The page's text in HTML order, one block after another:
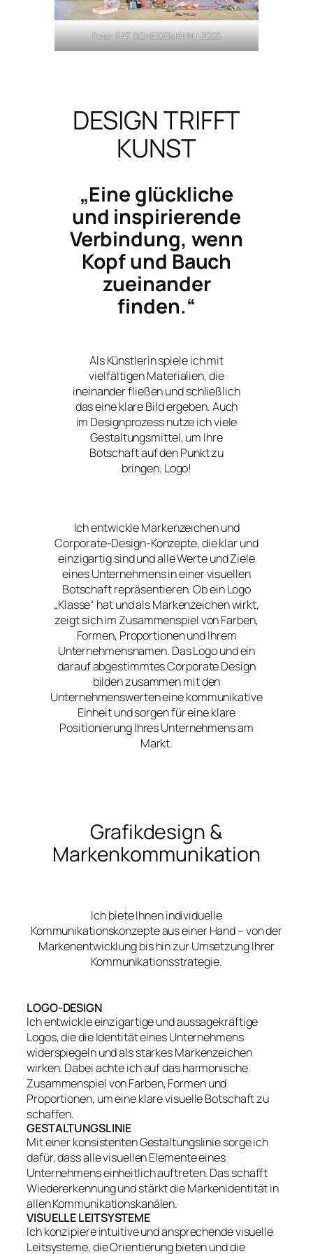
Foto: PAT SCHEIDEMANN | 2025
DESIGN TRIFFT
KUNST
„Eine glückliche
und inspirierende
Verbindung, wenn
Kopf und Bauch
zueinander
finden.“
Als Künstlerin spiele ich mit
vielfältigen Materialien, die
ineinander fließen und schließlich
das eine klare Bild ergeben. Auch
im Designprozess nutze ich viele
Gestaltungsmittel, um Ihre
Botschaft auf den Punkt zu
bringen. Logo!
Ich entwickle Markenzeichen und
Corporate-Design-Konzepte, die klar und
einzigartig sind und alle Werte und Ziele
eines Unternehmens in einer visuellen
Botschaft repräsentieren. Ob ein Logo
„Klasse“ hat und als Markenzeichen wirkt,
zeigt sich im Zusammenspiel von Farben,
Formen, Proportionen und Ihrem
Unternehmensnamen. Das Logo und ein
darauf abgestimmtes Corporate Design
bilden zusammen mit den
Unternehmenswerten eine kommunikative
Einheit und sorgen für eine klare
Positionierung Ihres Unternehmens am
Markt.
Grafikdesign &
Markenkommunikation
Ich biete Ihnen individuelle
Kommunikationskonzepte aus einer Hand – von der
Markenentwicklung bis hin zur Umsetzung Ihrer
Kommunikationsstrategie.
LOGO-DESIGN
Ich entwickle einzigartige und aussagekräftige
Logos, die die Identität eines Unternehmens
widerspiegeln und als starkes Markenzeichen
wirken. Dabei achte ich auf das harmonische
Zusammenspiel von Farben, Formen und
Proportionen, um eine klare visuelle Botschaft zu
schaffen.
GESTALTUNGSLINIE
Mit einer konsistenten Gestaltungslinie sorge ich
dafür, dass alle visuellen Elemente eines
Unternehmens einheitlich auftreten. Das schafft
Wiedererkennung und stärkt die Markenidentität in
allen Kommunikationskanälen.
VISUELLE LEITSYSTEME
Ich konzipiere intuitive und ansprechende visuelle
Leitsysteme, die Orientierung bieten und die